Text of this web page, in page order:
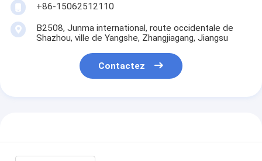
+86-15062512110
B2508, Junma international, route occidentale de
Shazhou, ville de Yangshe, Zhangjiagang, Jiangsu
Contactez